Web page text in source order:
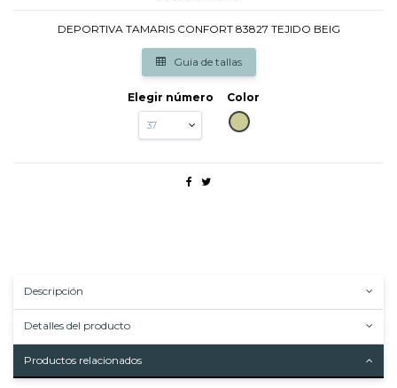
DEPORTIVA TAMARIS CONFORT 83827 TEJIDO BEIG
Guia de tallas
Elegir número
Color
BEIG
Descripción
Detalles del producto
Productos relacionados